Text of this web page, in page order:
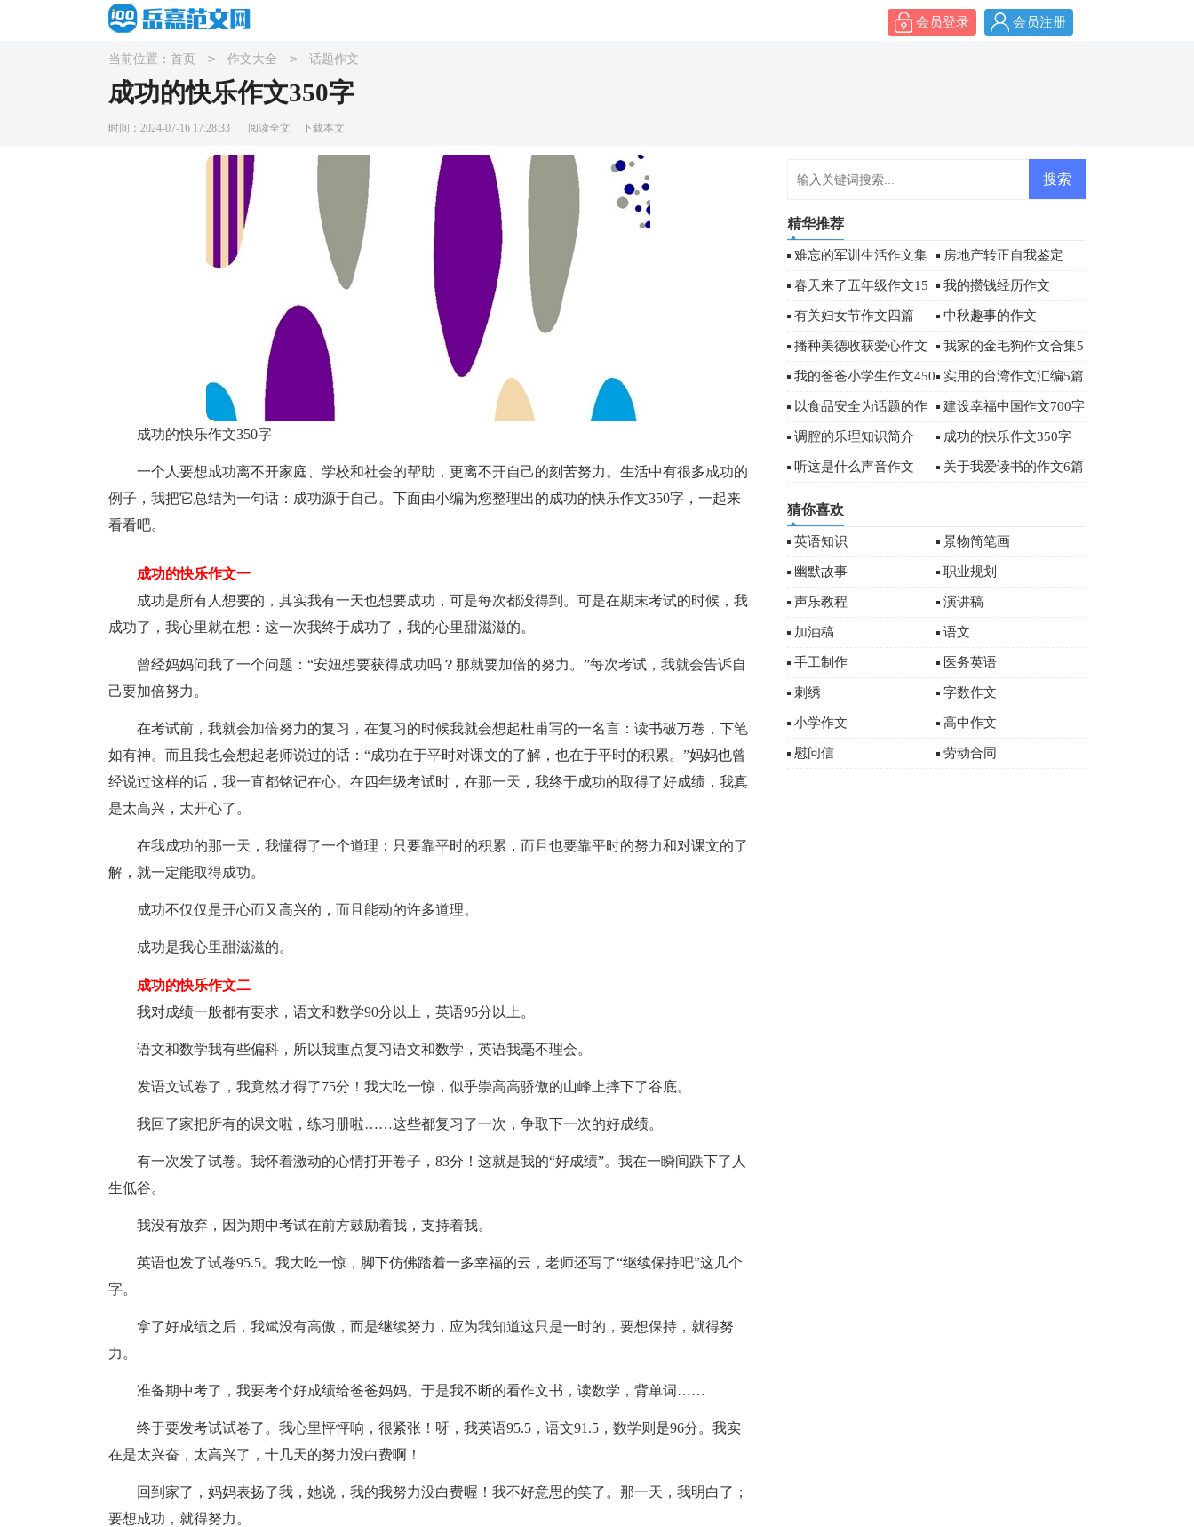
会员登录 会员注册
当前位置： 首页 > 作文大全 > 话题作文
成功的快乐作文350字
时间：2024-07-16 17:28:33 阅读全文 下载本文
成功的快乐作文350字
一个人要想成功离不开家庭、学校和社会的帮助，更离不开自己的刻苦努力。生活中有很多成功的
例子，我把它总结为一句话：成功源于自己。下面由小编为您整理出的成功的快乐作文350字，一起来
看看吧。
成功的快乐作文一
成功是所有人想要的，其实我有一天也想要成功，可是每次都没得到。可是在期末考试的时候，我
成功了，我心里就在想：这一次我终于成功了，我的心里甜滋滋的。
曾经妈妈问我了一个问题：“安妞想要获得成功吗？那就要加倍的努力。”每次考试，我就会告诉自
己要加倍努力。
在考试前，我就会加倍努力的复习，在复习的时候我就会想起杜甫写的一名言：读书破万卷，下笔
如有神。而且我也会想起老师说过的话：“成功在于平时对课文的了解，也在于平时的积累。”妈妈也曾
经说过这样的话，我一直都铭记在心。在四年级考试时，在那一天，我终于成功的取得了好成绩，我真
是太高兴，太开心了。
在我成功的那一天，我懂得了一个道理：只要靠平时的积累，而且也要靠平时的努力和对课文的了
解，就一定能取得成功。
成功不仅仅是开心而又高兴的，而且能动的许多道理。
成功是我心里甜滋滋的。
成功的快乐作文二
我对成绩一般都有要求，语文和数学90分以上，英语95分以上。
语文和数学我有些偏科，所以我重点复习语文和数学，英语我毫不理会。
发语文试卷了，我竟然才得了75分！我大吃一惊，似乎崇高高骄傲的山峰上摔下了谷底。
我回了家把所有的课文啦，练习册啦……这些都复习了一次，争取下一次的好成绩。
有一次发了试卷。我怀着激动的心情打开卷子，83分！这就是我的“好成绩”。我在一瞬间跌下了人
生低谷。
我没有放弃，因为期中考试在前方鼓励着我，支持着我。
英语也发了试卷95.5。我大吃一惊，脚下仿佛踏着一多幸福的云，老师还写了“继续保持吧”这几个
字。
拿了好成绩之后，我斌没有高傲，而是继续努力，应为我知道这只是一时的，要想保持，就得努
力。
准备期中考了，我要考个好成绩给爸爸妈妈。于是我不断的看作文书，读数学，背单词……
终于要发考试试卷了。我心里怦怦响，很紧张！呀，我英语95.5，语文91.5，数学则是96分。我实
在是太兴奋，太高兴了，十几天的努力没白费啊！
回到家了，妈妈表扬了我，她说，我的我努力没白费喔！我不好意思的笑了。那一天，我明白了；
要想成功，就得努力。
精华推荐
难忘的军训生活作文集
合6篇
房地产转正自我鉴定
春天来了五年级作文15
篇
我的攒钱经历作文
有关妇女节作文四篇 中秋趣事的作文
播种美德收获爱心作文 我家的金毛狗作文合集5
篇
我的爸爸小学生作文450
字
实用的台湾作文汇编5篇
以食品安全为话题的作
文
建设幸福中国作文700字
调腔的乐理知识简介 成功的快乐作文350字
听这是什么声音作文 关于我爱读书的作文6篇
猜你喜欢
英语知识 景物简笔画
幽默故事 职业规划
声乐教程 演讲稿
加油稿 语文
手工制作 医务英语
刺绣 字数作文
小学作文 高中作文
慰问信 劳动合同